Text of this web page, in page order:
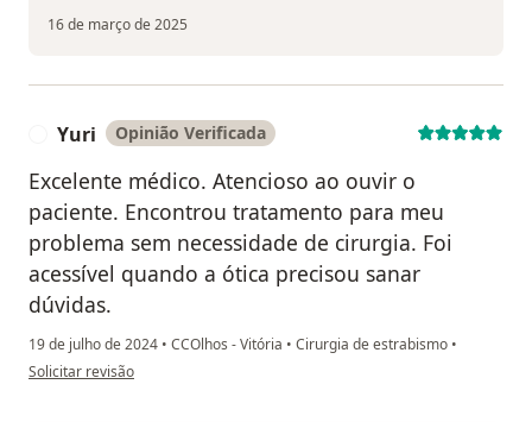
16 de março de 2025
Yuri Opinião Verificada
Excelente médico. Atencioso ao ouvir o
paciente. Encontrou tratamento para meu
problema sem necessidade de cirurgia. Foi
acessível quando a ótica precisou sanar
dúvidas.
19 de julho de 2024 • CCOlhos - Vitória • Cirurgia de estrabismo •
na opinião do utilizador Yuri
Solicitar revisão